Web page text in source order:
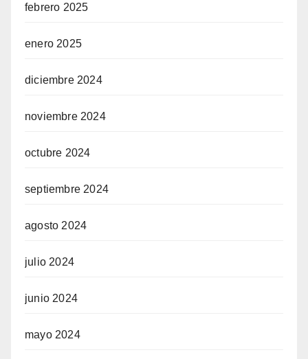
febrero 2025
enero 2025
diciembre 2024
noviembre 2024
octubre 2024
septiembre 2024
agosto 2024
julio 2024
junio 2024
mayo 2024